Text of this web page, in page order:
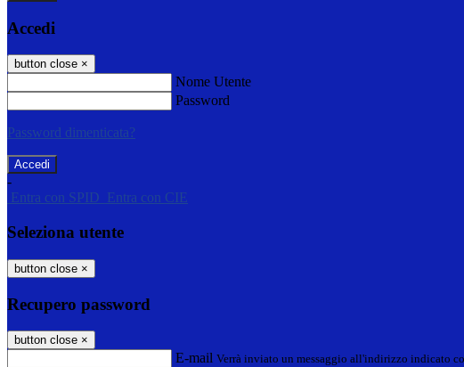
Accedi
button close ×
Nome Utente
Password
Password dimenticata?
-
Entra con SPID
Entra con CIE
Seleziona utente
button close ×
Recupero password
button close ×
E-mail Verrà inviato un messaggio all'indirizzo indicato